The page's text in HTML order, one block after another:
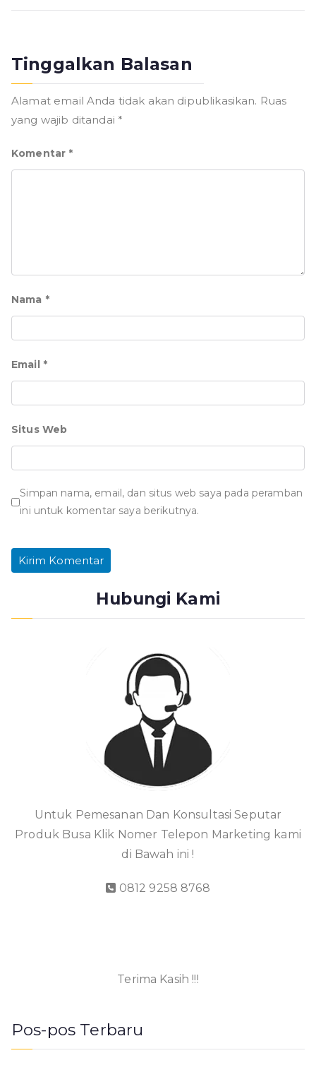
Tinggalkan Balasan
Alamat email Anda tidak akan dipublikasikan. Ruas
yang wajib ditandai *
Komentar *
Nama *
Email *
Situs Web
Simpan nama, email, dan situs web saya pada peramban
ini untuk komentar saya berikutnya.
Hubungi Kami
Untuk Pemesanan Dan Konsultasi Seputar
Produk Busa Klik Nomer Telepon Marketing kami
di Bawah ini !
0812 9258 8768
Terima Kasih !!!
Pos-pos Terbaru